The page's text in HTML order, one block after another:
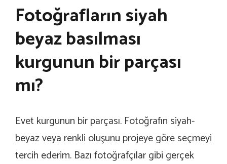
Fotoğrafların siyah
beyaz basılması
kurgunun bir parçası
mı?
Evet kurgunun bir parçası. Fotoğrafın siyah-
beyaz veya renkli oluşunu projeye göre seçmeyi
tercih ederim. Bazı fotoğrafçılar gibi gerçek